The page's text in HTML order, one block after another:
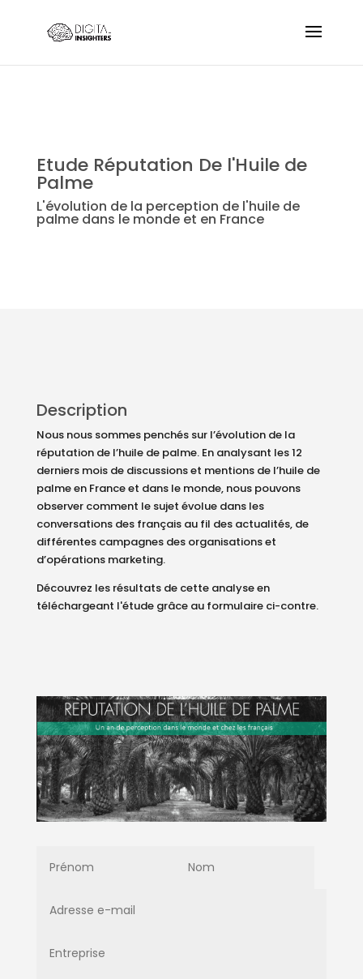
Etude Réputation De l'Huile de
Palme
L'évolution de la perception de l'huile de
palme dans le monde et en France
Description
Nous nous sommes penchés sur l’évolution de la
réputation de l’huile de palme. En analysant les 12
derniers mois de discussions et mentions de l’huile de
palme en France et dans le monde, nous pouvons
observer comment le sujet évolue dans les
conversations des français au fil des actualités, de
différentes campagnes des organisations et
d’opérations marketing.
Découvrez les résultats de cette analyse en
téléchargeant l'étude grâce au formulaire ci-contre.